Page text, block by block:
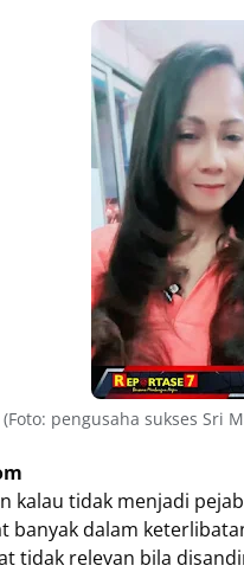
(Foto: pengusaha sukses Sri
kalau tidak menjadi
dalam
tidak relevan bila